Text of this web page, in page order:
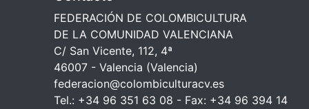
FEDERACIÓN DE COLOMBICULTURA
DE LA COMUNIDAD VALENCIANA
C/ San Vicente, 112, 4ª
46007 - Valencia (Valencia)
federacion@colombiculturacv.es
Tel.: +34 96 351 63 08 - Fax: +34 96 394 14